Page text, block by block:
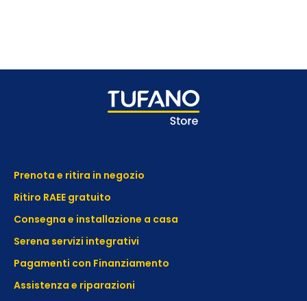
Prenota e ritira in negozio
Ritiro RAEE gratuito
Consegna e installazione a casa
Serena servizi integrativi
Pagamenti con Finanziamento
Assistenza e riparazioni